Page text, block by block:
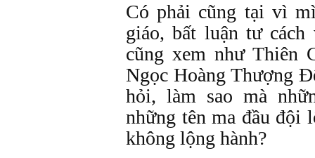
Có phải cũng tại vì
giáo, bất luận tư
cũng xem như Thiên
Ngọc Hoàng Thượng
hỏi, làm sao mà
những tên ma đầu đội
không lộng hành?